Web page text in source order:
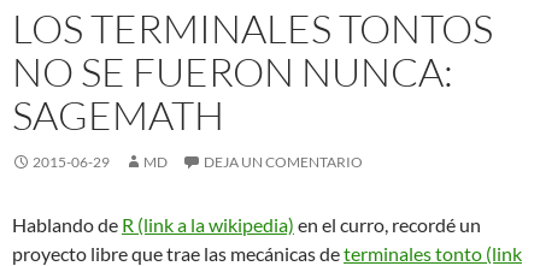
LOS TERMINALES TONTOS
NO SE FUERON NUNCA:
SAGEMATH
2015-06-29 MD DEJA UN COMENTARIO
Hablando de R (link a la wikipedia) en el curro, recordé un
proyecto libre que trae las mecánicas determinales tonto (link